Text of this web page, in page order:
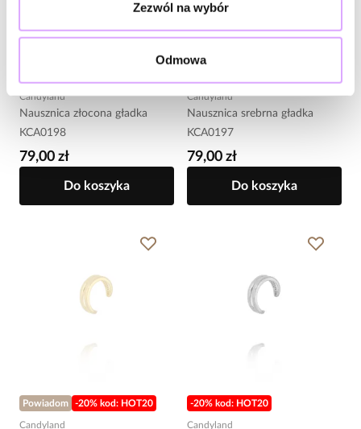
Zezwól na wybór
Odmowa
Candyland
Nausznica złocona gładka
KCA0198
79,00 zł
Do koszyka
Candyland
Nausznica srebrna gładka
KCA0197
79,00 zł
Do koszyka
Powiadom -20% kod: HOT20
Candyland
-20% kod: HOT20
Candyland